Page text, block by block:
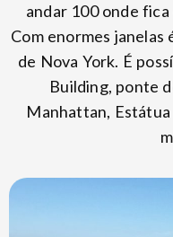
andar 100 onde fica
Com enormes
de Nova York. É
Building, ponte
Manhattan,